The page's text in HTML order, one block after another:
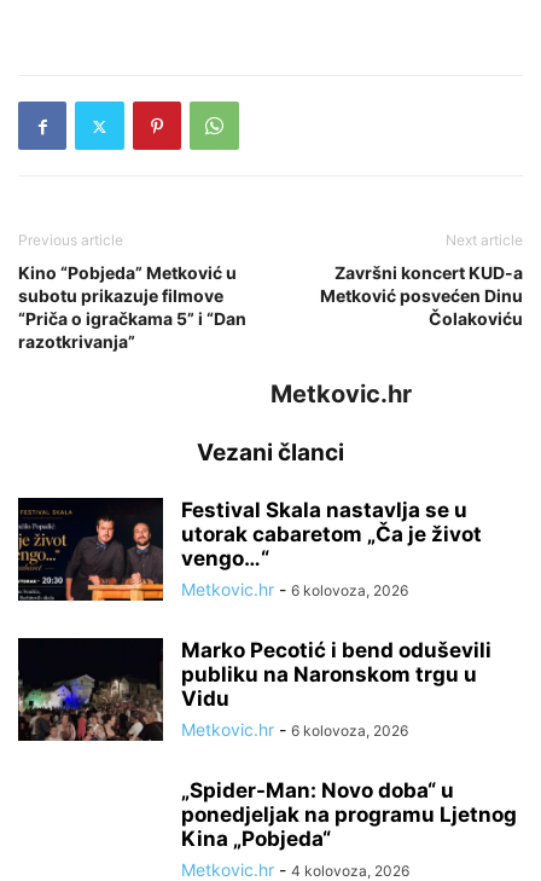
Previous article
Kino “Pobjeda” Metković u
subotu prikazuje filmove
“Priča o igračkama 5” i “Dan
razotkrivanja”
Next article
Završni koncert KUD-a
Metković posvećen Dinu
Čolakoviću
Metkovic.hr
Vezani članci
Festival Skala nastavlja se u
utorak cabaretom „Ča je život
vengo…“
Metkovic.hr - 6 kolovoza, 2026
Marko Pecotić i bend oduševili
publiku na Naronskom trgu u
Vidu
Metkovic.hr - 6 kolovoza, 2026
„Spider-Man: Novo doba“ u
ponedjeljak na programu Ljetnog
Kina „Pobjeda“
Metkovic.hr - 4 kolovoza, 2026